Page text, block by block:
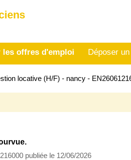
les offres d'emploi Déposer
locative (H/F) - nancy -
publiée le 12/06/2026